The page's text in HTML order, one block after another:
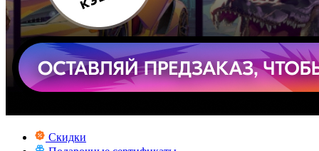
Скидки